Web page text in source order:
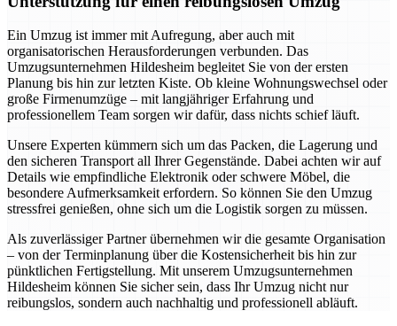
Ein Umzug ist immer mit Aufregung, aber auch mit
organisatorischen Herausforderungen verbunden. Das
Umzugsunternehmen Hildesheim begleitet Sie von der ersten
Planung bis hin zur letzten Kiste. Ob kleine Wohnungswechsel oder
große Firmenumzüge – mit langjähriger Erfahrung und
professionellem Team sorgen wir dafür, dass nichts schief läuft.
Unsere Experten kümmern sich um das Packen, die Lagerung und
den sicheren Transport all Ihrer Gegenstände. Dabei achten wir auf
Details wie empfindliche Elektronik oder schwere Möbel, die
besondere Aufmerksamkeit erfordern. So können Sie den Umzug
stressfrei genießen, ohne sich um die Logistik sorgen zu müssen.
Als zuverlässiger Partner übernehmen wir die gesamte Organisation
– von der Terminplanung über die Kostensicherheit bis hin zur
pünktlichen Fertigstellung. Mit unserem Umzugsunternehmen
Hildesheim können Sie sicher sein, dass Ihr Umzug nicht nur
reibungslos, sondern auch nachhaltig und professionell abläuft.